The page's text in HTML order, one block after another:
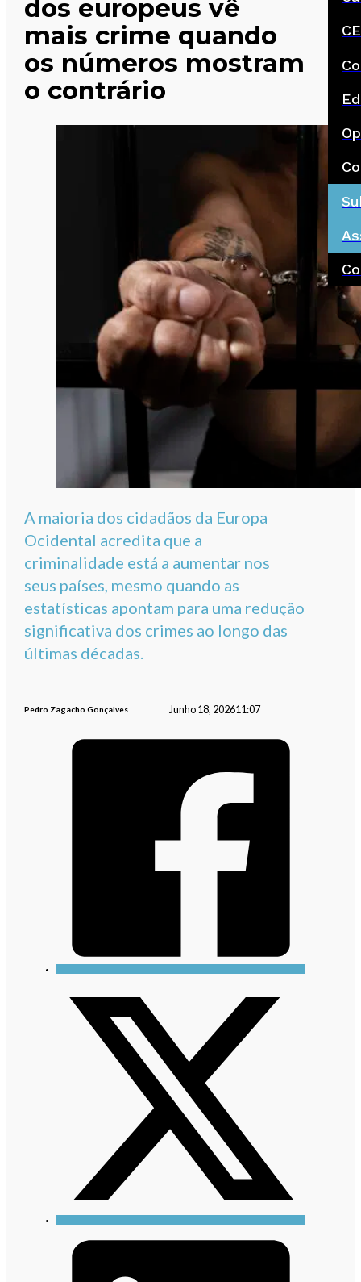
dos europeus vê
mais crime quando
os números mostram
o contrário
A maioria dos cidadãos da Europa
Ocidental acredita que a
criminalidade está a aumentar nos
seus países, mesmo quando as
estatísticas apontam para uma redução
significativa dos crimes ao longo das
últimas décadas.
Pedro Zagacho Gonçalves Junho 18, 202611:07